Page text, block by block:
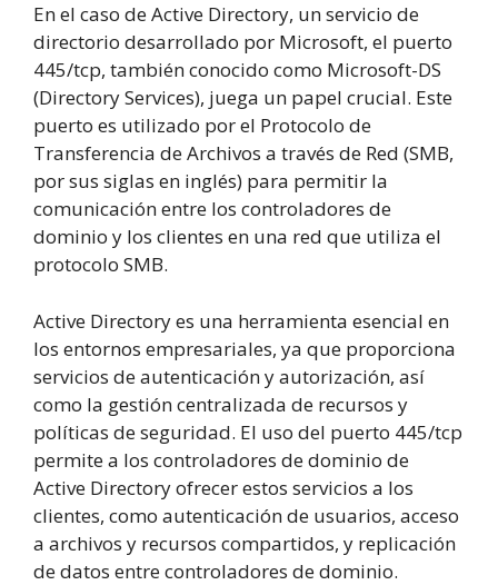
En el caso de Active Directory, un servicio de
directorio desarrollado por Microsoft, el puerto
445/tcp, también conocido como Microsoft-DS
(Directory Services), juega un papel crucial. Este
puerto es utilizado por el Protocolo de
Transferencia de Archivos a través de Red (SMB,
por sus siglas en inglés) para permitir la
comunicación entre los controladores de
dominio y los clientes en una red que utiliza el
protocolo SMB.
Active Directory es una herramienta esencial en
los entornos empresariales, ya que proporciona
servicios de autenticación y autorización, así
como la gestión centralizada de recursos y
políticas de seguridad. El uso del puerto 445/tcp
permite a los controladores de dominio de
Active Directory ofrecer estos servicios a los
clientes, como autenticación de usuarios, acceso
a archivos y recursos compartidos, y replicación
de datos entre controladores de dominio.